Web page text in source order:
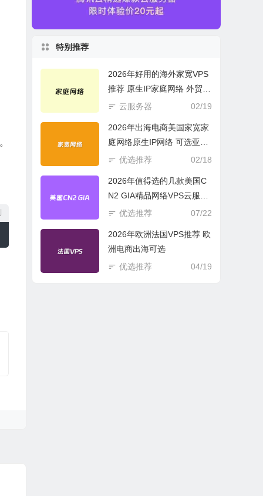
特别推荐
2026年好用的海外家宽VPS
推荐 原生IP家庭网络 外贸电
商必选
02/19
云服务器
2026年出海电商美国家宽家
庭网络原生IP网络 可选亚欧
美云服务器
02/18
优选推荐
2026年值得选的几款美国C
N2 GIA精品网络VPS云服务
器推荐
07/22
优选推荐
2026年欧洲法国VPS推荐 欧
洲电商出海可选
04/19
优选推荐